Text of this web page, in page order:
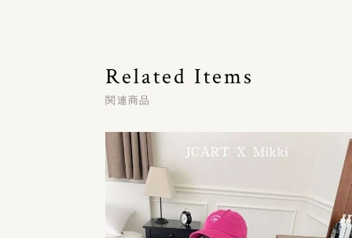
Related Items
関連商品